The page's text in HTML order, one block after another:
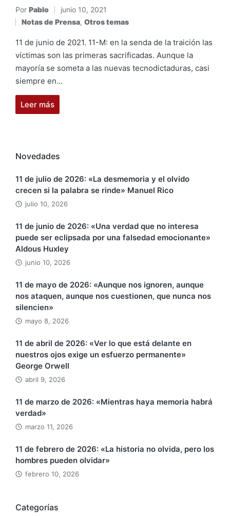
Publicado
por
Por Pablo junio 10, 2021
Publicado
en
Notas de Prensa, Otros temas
11 de junio de 2021. 11-M: en la senda de la traición las
víctimas son las primeras sacrificadas. Aunque la
mayoría se someta a las nuevas tecnodictaduras, casi
siempre en…
Leer más
Novedades
11 de julio de 2026: «La desmemoria y el olvido
crecen si la palabra se rinde» Manuel Rico
julio 10, 2026
11 de junio de 2026: «Una verdad que no interesa
puede ser eclipsada por una falsedad emocionante»
Aldous Huxley
junio 10, 2026
11 de mayo de 2026: «Aunque nos ignoren, aunque
nos ataquen, aunque nos cuestionen, que nunca nos
silencien»
mayo 8, 2026
11 de abril de 2026: «Ver lo que está delante en
nuestros ojos exige un esfuerzo permanente»
George Orwell
abril 9, 2026
11 de marzo de 2026: «Mientras haya memoria habrá
verdad»
marzo 11, 2026
11 de febrero de 2026: «La historia no olvida, pero los
hombres pueden olvidar»
febrero 10, 2026
Categorías